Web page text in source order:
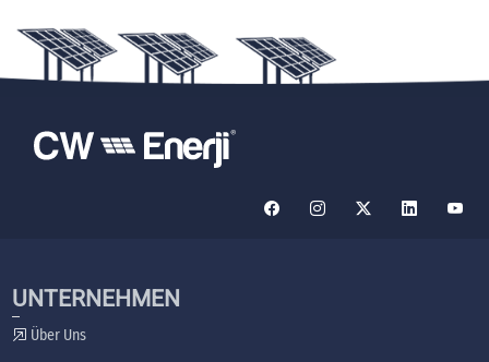
UNTERNEHMEN
Über Uns